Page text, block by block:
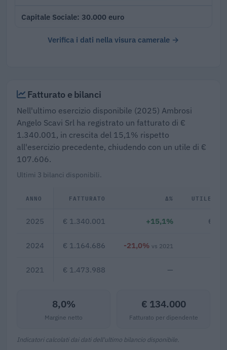
Capitale Sociale 30.000 euro
Verifica i dati nella visura camerale →
Fatturato e bilanci
Nell'ultimo esercizio disponibile (2025) Ambrosi
Angelo Scavi Srl ha registrato un fatturato di €
1.340.001, in crescita del 15,1% rispetto
all'esercizio precedente, chiudendo con un utile di €
107.606.
Ultimi 3 bilanci disponibili.
ANNO FATTURATO Δ% UTILE/
2025 € 1.340.001 +15,1% €
2024 € 1.164.686 -21,0% vs 2021
2021 € 1.473.988 —
8,0%
Margine netto
€ 134.000
Fatturato per dipendente
Indicatori calcolati dai dati dell'ultimo bilancio disponibile.